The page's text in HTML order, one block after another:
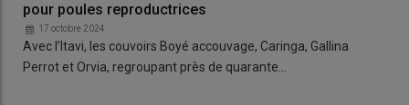
pour poules reproductrices
17 octobre 2024
Avec l’Itavi, les couvoirs Boyé accouvage, Caringa, Gallina
Perrot et Orvia, regroupant près de quarante…